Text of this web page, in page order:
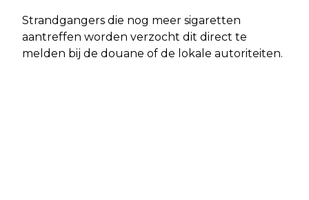
Strandgangers die nog meer sigaretten
aantreffen worden verzocht dit direct te
melden bij de douane of de lokale autoriteiten.